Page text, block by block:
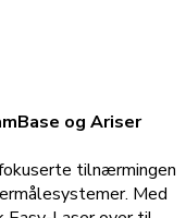
og Ariser
tilnærmingen
Med